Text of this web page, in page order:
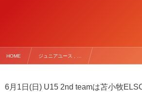
HOME ジュニアユース , …
6月1日(日) U15 2nd teamは苫小牧